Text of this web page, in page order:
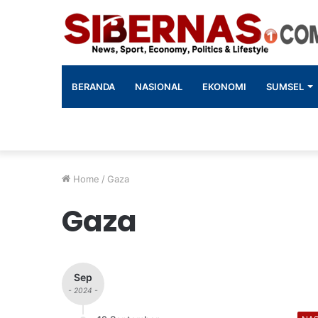
BERANDA NASIONAL EKONOMI SUMSEL
Home / Gaza
Gaza
Sep
- 2024 -